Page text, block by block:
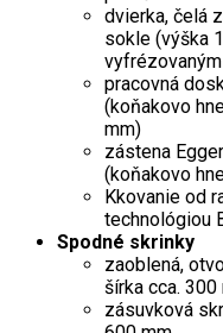
dvierka, čelá
sokle (výška
pracovná
(koňakovo
mm)
zástena
(koňakovo
Kkovanie od
technológiou
Spodné skrinky
zaoblená,
šírka cca. 300
zásuvková